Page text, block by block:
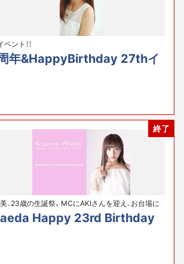
ント！！
年&HappyBirthday 27thイ
終了
、23歳の生誕祭。MCにAKIさんを迎え、お台場に
Happy 23rd Birthday